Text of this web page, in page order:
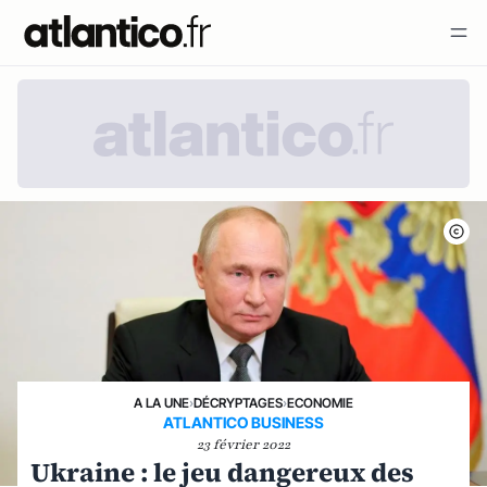
A LA UNE›DÉCRYPTAGES›ECONOMIE
ATLANTICO BUSINESS
23 février 2022
Ukraine : le jeu dangereux des